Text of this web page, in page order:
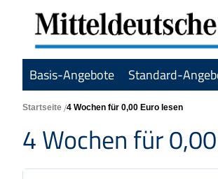
Basis-Angebote Standard-
Startseite 4 Wochen für 0,00 Euro lesen
4 Wochen für